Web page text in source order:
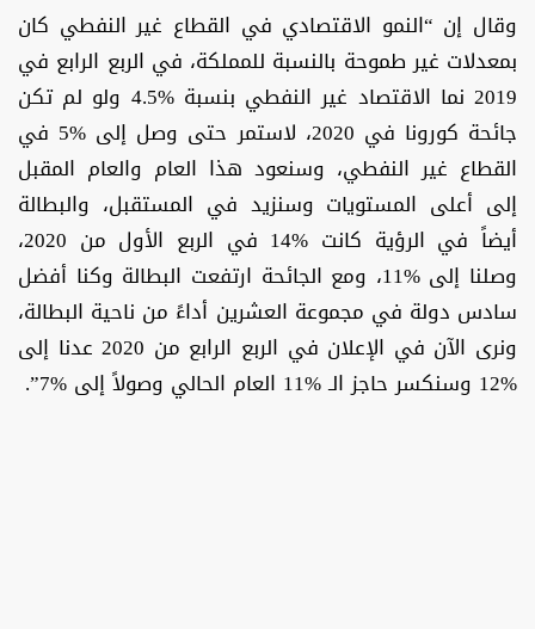
وقال إن “النمو الاقتصادي في القطاع غير النفطي كان
بمعدلات غير طموحة بالنسبة للمملكة، في الربع الرابع في
2019 نما الاقتصاد غير النفطي بنسبة %4.5 ولو لم تكن
جائحة كورونا في 2020، لاستمر حتى وصل إلى %5 في
القطاع غير النفطي، وسنعود هذا العام والعام المقبل
إلى أعلى المستويات وسنزيد في المستقبل، والبطالة
أيضاً في الرؤية كانت %14 في الربع الأول من 2020،
وصلنا إلى %11، ومع الجائحة ارتفعت البطالة وكنا أفضل
سادس دولة في مجموعة العشرين أداءً من ناحية البطالة،
ونرى الآن في الإعلان في الربع الرابع من 2020 عدنا إلى
%12 وسنكسر حاجز الـ %11 العام الحالي وصولاً إلى %7”.